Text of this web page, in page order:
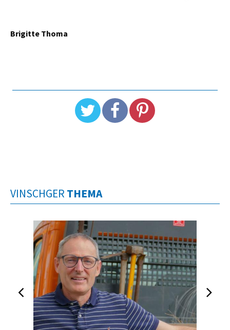
Brigitte Thoma
VINSCHGER THEMA